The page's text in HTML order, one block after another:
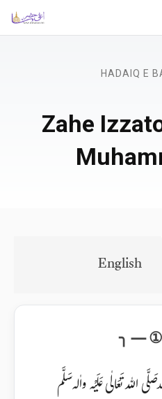
HADAIQ E
Zahe
English
اللہ تَعَالٰی عَلَیْہ واٰلہ سَلَّم